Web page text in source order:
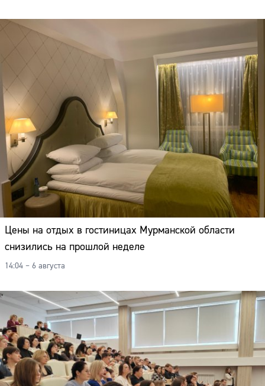
Цены на отдых в гостиницах Мурманской области
снизились на прошлой неделе
14:04 – 6 августа